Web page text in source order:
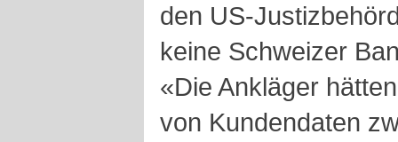
den US-
keine Schweizer
«Die Ankläger
von Kundendaten